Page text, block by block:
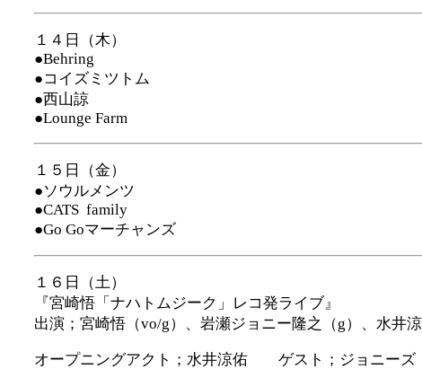
１４日（木）
●Behring
●コイズミツトム
●西山諒
●Lounge Farm
１５日（金）
●ソウルメンツ
●CATS family
●Go Goマーチャンズ
１６日（土）
『宮崎悟「ナハトムジーク」レコ発ライブ』
出演；宮崎悟（vo/g）、岩瀬ジョニー隆之（g）、水井
オープニングアクト；水井涼佑 ゲスト；ジョニーズ